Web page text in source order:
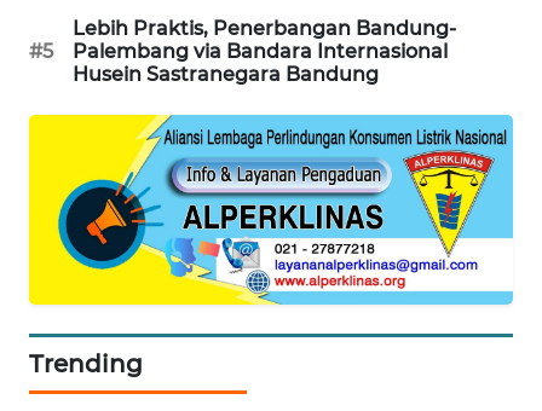
#5
Lebih Praktis, Penerbangan Bandung-
Palembang via Bandara Internasional
Husein Sastranegara Bandung
Trending
KRT
NEWS
JURNAL
MARITIM